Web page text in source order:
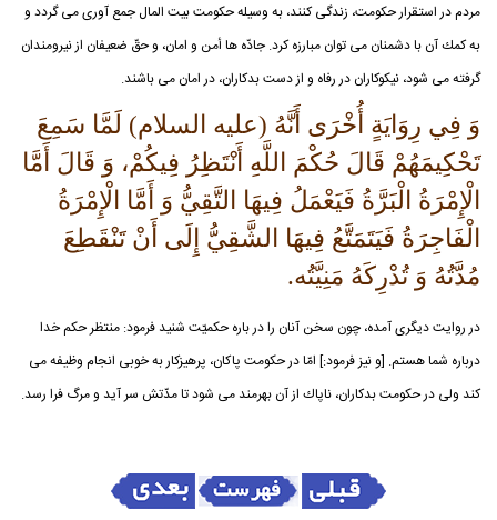
مردم در استقرار حكومت، زندگى كنند، به وسيله حكومت بيت المال جمع آورى مى گردد و
به كمك آن با دشمنان مى توان مبارزه كرد. جادّه ها أمن و امان، و حقّ ضعيفان از نيرومندان
گرفته مى شود، نيكوكاران در رفاه و از دست بدكاران، در امان مى باشند.
وَ فِي رِوَايَةٍ أُخْرَى أَنَّهُ (علیه السلام) لَمَّا سَمِعَ
تَحْكِيمَهُمْ قَالَ حُكْمَ اللَّهِ أَنْتَظِرُ فِيكُمْ، وَ قَالَ أَمَّا
الْإِمْرَةُ الْبَرَّةُ فَيَعْمَلُ فِيهَا التَّقِيُّ وَ أَمَّا الْإِمْرَةُ
الْفَاجِرَةُ فَيَتَمَتَّعُ فِيهَا الشَّقِيُّ إِلَى أَنْ تَنْقَطِعَ
مُدَّتُهُ وَ تُدْرِكَهُ مَنِيَّتُه.
در روايت ديگرى آمده، چون سخن آنان را در باره حكميّت شنيد فرمود: منتظر حكم خدا
درباره شما هستم. [و نيز فرمود:] امّا در حكومت پاكان، پرهيزكار به خوبى انجام وظيفه مى
كند ولى در حكومت بدكاران، ناپاك از آن بهرمند مى شود تا مدّتش سر آيد و مرگ فرا رسد.